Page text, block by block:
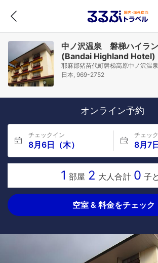
中ノ沢温泉 磐梯ハイラ
(Bandai Highland Hotel)
耶麻郡猪苗代町磐梯高原中ノ沢温
日本, 969-2752
オンライン予約
チェックイン
8月6日（木）
チェッ
8月7
1 部屋 2 大人合計 0 子
空室 & 料金をチェック